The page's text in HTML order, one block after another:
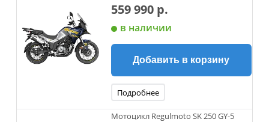
559 990 р.
в наличии
Добавить в корзину
Подробнее
Мотоцикл Regulmoto SK 250 GY-5